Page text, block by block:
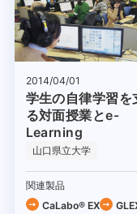
2014/04/01
学生の自律学習を
る対面授業とe-
Learning
山口県立大学
関連製品
CaLabo® EX